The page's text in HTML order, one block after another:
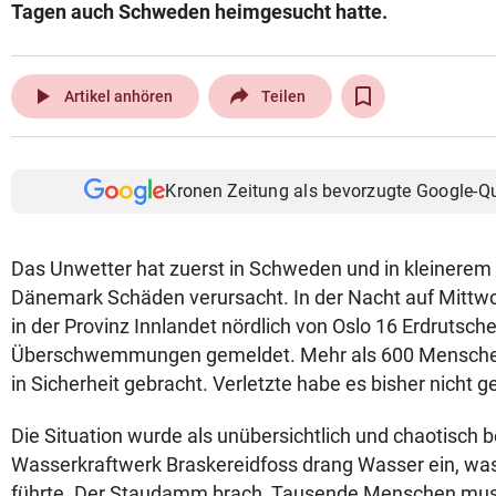
Tagen auch Schweden heimgesucht hatte.
play_arrow Artikel anhören Teilen
Kronen Zeitung als bevorzugte Google-
Das Unwetter hat zuerst in Schweden und in
Dänemark Schäden verursacht. In der Nacht auf
in der Provinz Innlandet nördlich von Oslo 16
Überschwemmungen gemeldet. Mehr als 600
in Sicherheit gebracht. Verletzte habe es bisher nicht
Die Situation wurde als unübersichtlich und chaotisch
Wasserkraftwerk Braskereidfoss drang Wasser ein,